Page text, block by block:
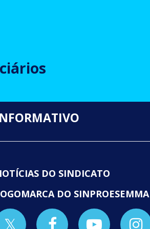
DO SINDICATO
DO SINPROESEMMA